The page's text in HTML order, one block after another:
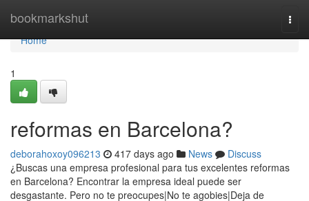
bookmarkshut
Home
Home
1
reformas en Barcelona?
deborahoxoy096213 417 days ago News
Discuss
¿Buscas una empresa profesional para tus excelentes reformas
en Barcelona? Encontrar la empresa ideal puede ser
desgastante. Pero no te preocupes|No te agobies|Deja de